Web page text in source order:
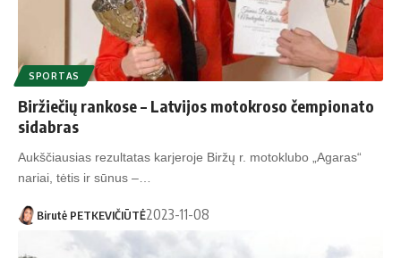
SPORTAS
Biržiečių rankose – Latvijos motokroso čempionato
sidabras
Aukščiausias rezultatas karjeroje Biržų r. motoklubo „Agaras“
nariai, tėtis ir sūnus –…
Birutė PETKEVIČIŪTĖ2023-11-08